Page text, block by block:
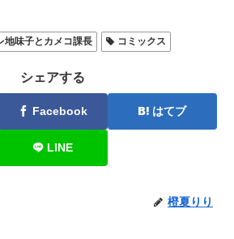
地味子とカメコ課長 コミックス
シェアする
Facebook はてブ
LINE
橙夏りり